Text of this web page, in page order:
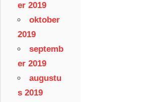
er 2019
oktober
2019
septemb
er 2019
augustu
s 2019